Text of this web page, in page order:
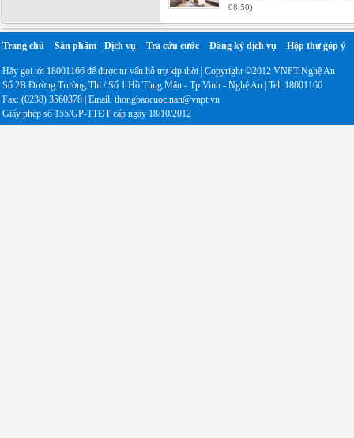
08:50)
Trang chủ Sản phẩm - Dịch vụ Tra cứu cước Đăng ký dịch vụ Hộp thư góp ý
Hãy gọi tới 18001166 để được tư vấn hỗ trợ kịp thời | Copyright ©2012 VNPT Nghệ An
Số 2B Đường Trường Thi / Số 1 Hồ Tùng Mậu - Tp.Vinh - Nghệ An | Tel: 18001166
Fax: (0238) 3560378 | Email: thongbaocuoc.nan@vnpt.vn
Giấy phép số 155/GP-TTĐT cấp ngày 18/10/2012